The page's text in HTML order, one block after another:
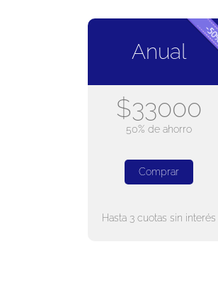
Anual
$33000
50% de ahorro
Comprar
Hasta 3 cuotas sin interés